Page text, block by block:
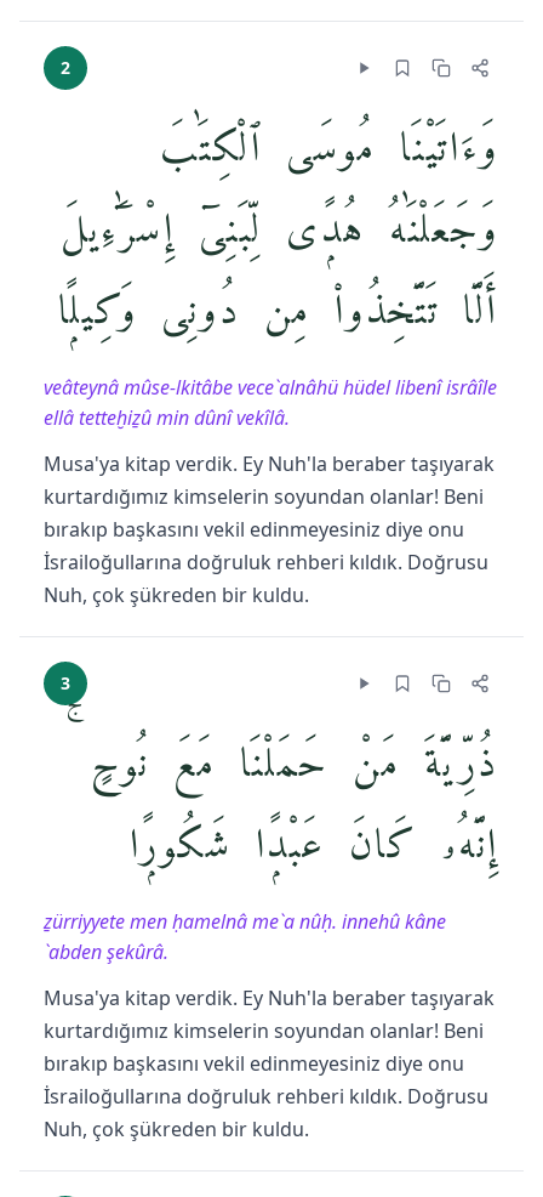
2
وَءَاتَيْنَا مُوسَى ٱلْكِتَٰبَ
وَجَعَلْنَٰهُ هُدًۭى لِّبَنِىٓ إِسْرَٰٓءِيلَ
أَلَّا تَتَّخِذُوا۟ مِن دُونِى وَكِيلًۭا
veâteynâ mûse-lkitâbe vece`alnâhü hüdel libenî isrâîle
ellâ tetteḫiẕû min dûnî vekîlâ.
Musa'ya kitap verdik. Ey Nuh'la beraber taşıyarak
kurtardığımız kimselerin soyundan olanlar! Beni
bırakıp başkasını vekil edinmeyesiniz diye onu
İsrailoğullarına doğruluk rehberi kıldık. Doğrusu
Nuh, çok şükreden bir kuldu.
3
ذُرِّيَّةَ مَنْ حَمَلْنَا مَعَ نُوحٍ ۚ
إِنَّهُۥ كَانَ عَبْدًۭا شَكُورًۭا
ẕürriyyete men ḥamelnâ me`a nûḥ. innehû kâne
`abden şekûrâ.
Musa'ya kitap verdik. Ey Nuh'la beraber taşıyarak
kurtardığımız kimselerin soyundan olanlar! Beni
bırakıp başkasını vekil edinmeyesiniz diye onu
İsrailoğullarına doğruluk rehberi kıldık. Doğrusu
Nuh, çok şükreden bir kuldu.